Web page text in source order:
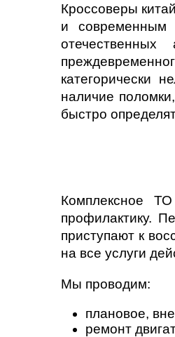
Кроссоверы
и современным
категорически
наличие
быстро
Комплексное
профилактику.
приступают к
на все услуги
Мы проводим:
плановое,
ремонт